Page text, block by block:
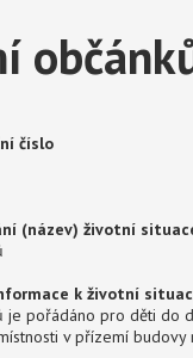
číslo
(název) životní
k životní
je pořádáno pro děti do
v přízemí